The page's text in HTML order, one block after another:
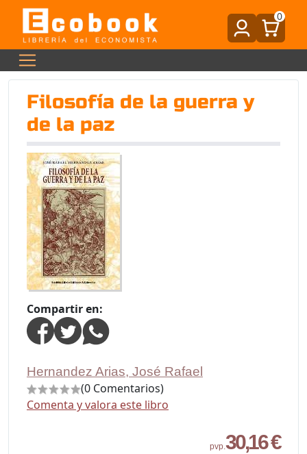
0
Filosofía de la guerra y
de la paz
Compartir en:
Hernandez Arias, José Rafael
(0 Comentarios)
Comenta y valora este libro
pvp.30,16 €